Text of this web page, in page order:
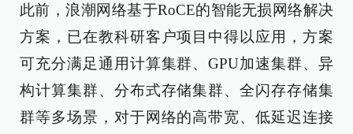
此前，浪潮网络基于RoCE的智能无损网络解决
方案，已在教科研客户项目中得以应用，方案
可充分满足通用计算集群、GPU加速集群、异
构计算集群、分布式存储集群、全闪存存储集
群等多场景，对于网络的高带宽、低延迟连接